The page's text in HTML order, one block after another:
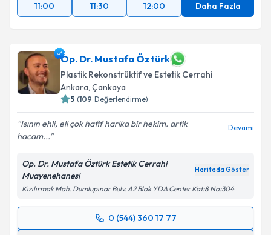
11:00
11:30 12:00 Daha Fazla
Op. Dr. Mustafa Öztürk
Plastik Rekonstrüktif ve Estetik Cerrahi
Ankara, Çankaya
5 (109 Değerlendirme)
Isının ehli, eli çok hafif harika bir hekim. artik
hacam...
Devamı
Op. Dr. Mustafa Öztürk Estetik Cerrahi
Muayenehanesi
Haritada Göster
Kızılırmak Mah. Dumlupınar Bulv. A2 Blok YDA Center Kat:8 No:304
0 (544) 360 17 77
Randevu Takvimi Talebi